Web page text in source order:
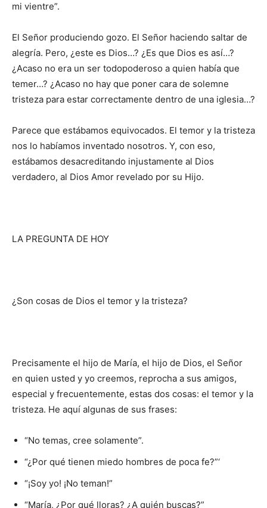
mi vientre”.
El Señor produciendo gozo. El Señor haciendo saltar de
alegría. Pero, ¿este es Dios…? ¿Es que Dios es así…?
¿Acaso no era un ser todopoderoso a quien había que
temer…? ¿Acaso no hay que poner cara de solemne
tristeza para estar correctamente dentro de una iglesia…?
Parece que estábamos equivocados. El temor y la tristeza
nos lo habíamos inventado nosotros. Y, con eso,
estábamos desacreditando injustamente al Dios
verdadero, al Dios Amor revelado por su Hijo.
LA PREGUNTA DE HOY
¿Son cosas de Dios el temor y la tristeza?
Precisamente el hijo de María, el hijo de Dios, el Señor
en quien usted y yo creemos, reprocha a sus amigos,
especial y frecuentemente, estas dos cosas: el temor y la
tristeza. He aquí algunas de sus frases:
“No temas, cree solamente”.
“¿Por qué tienen miedo hombres de poca fe?”‘
“¡Soy yo! ¡No teman!”
“María, ¿Por qué lloras? ¿A quién buscas?”